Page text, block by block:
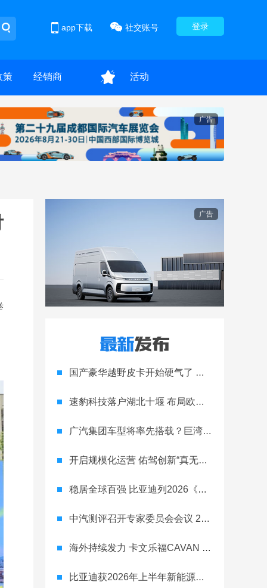
登录
社交账号
app下载
策 经销商 活动
广告
广告
国产豪华越野皮卡开始硬气了 纵横F700上市29.99万元起
速豹科技落户湖北十堰 布局欧洲链通本土激活商用车产业
广汽集团车型将率先搭载？巨湾固态电池完成针刺试验
开启规模化运营 佑驾创新“真无图”无人车落地河南济源
稳居全球百强 比亚迪列2026《财富》世界500强第91位
中汽测评召开专家委员会会议 2026首批车型结果同期发布
海外持续发力 卡文乐福CAVAN C1右舵车型交付泰国客户
比亚迪获2026年上半年新能源客车出口冠军